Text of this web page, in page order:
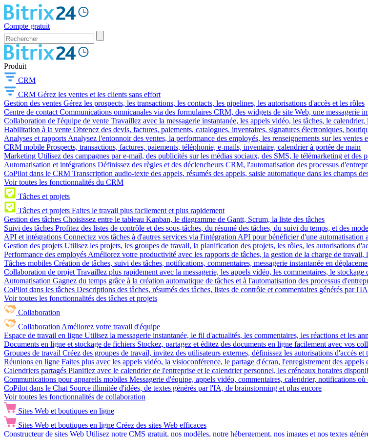
Compte gratuit
Produit
CRM
CRM Gérez les ventes et les clients sans effort
Gestion des ventes Gérez les prospects, les transactions, les contacts, les pipelines, les autorisations d'accès et les rôles
Centre de contact Communications omnicanales via des formulaires CRM, des widgets de site Web, une messagerie
Collaboration de l'équipe de vente Travaillez avec la messagerie instantanée, les appels vidéo, les tâches, le
Habilitation à la vente Obtenez des devis, factures, paiements, catalogues, inventaires, signatures électroniques,
Analyses et rapports Analysez l'entonnoir des ventes, la performance des employés, les renseignements sur les ventes
CRM mobile Prospects, transactions, factures, paiements, téléphonie, e-mails, inventaire, calendrier à portée de main
Marketing Utilisez des campagnes par e-mail, des publicités sur les médias sociaux, des SMS, le télémarketing et des
Automatisation et intégrations Définissez des règles et des déclencheurs CRM, l'automatisation des processus
CoPilot dans le CRM Transcription audio-texte des appels, résumés des appels, saisie automatique dans les champs
Voir toutes les fonctionnalités du CRM
Tâches et projets
Tâches et projets Faites le travail plus facilement et plus rapidement
Gestion des tâches Choisissez entre le tableau Kanban, le diagramme de Gantt, Scrum, la liste des tâches
Suivi des tâches Profitez des listes de contrôle et des sous-tâches, du résumé des tâches, du suivi du temps, et des
API et intégrations Connectez vos tâches à d'autres services via l'intégration API pour bénéficier d'une automatisation
Gestion des projets Utilisez les projets, les groupes de travail, la planification des projets, les rôles, les autorisations
Performance des employés Améliorez votre productivité avec les rapports de tâches, la gestion de la charge de travail,
Tâches mobiles Création de tâches, suivi des tâches, notifications, commentaires, messagerie instantanée en
Collaboration de projet Travaillez plus rapidement avec la messagerie, les appels vidéo, les commentaires, le
Automatisation Gagnez du temps grâce à la création automatique de tâches et à l'automatisation des processus
CoPilot dans les tâches Descriptions des tâches, résumés des tâches, listes de contrôle et commentaires générés par l'IA
Voir toutes les fonctionnalités des tâches et projets
Collaboration
Collaboration Améliorez votre travail d'équipe
Espace de travail en ligne Utilisez la messagerie instantanée, le fil d'actualités, les commentaires, les réactions et les
Documents en ligne et stockage de fichiers Stockez, partagez et éditez des documents en ligne facilement avec vos
Groupes de travail Créez des groupes de travail, invitez des utilisateurs externes, définissez les autorisations d'accès et
Réunions en ligne Faites plus avec les appels vidéo, la visioconférence, le partage d'écran, l'enregistrement des appels
Calendriers partagés Planifiez avec le calendrier de l'entreprise et le calendrier personnel, les créneaux horaires
Communications pour appareils mobiles Messagerie d'équipe, appels vidéo, commentaires, calendrier, notifications où
CoPilot dans le Chat Source illimitée d'idées, de textes générés par l'IA, de brainstorming et plus encore
Voir toutes les fonctionnalités de collaboration
Sites Web et boutiques en ligne
Sites Web et boutiques en ligne Créez des sites Web efficaces
Constructeur de sites Web Utilisez notre CMS gratuit, nos modèles, notre hébergement, nos images et nos textes